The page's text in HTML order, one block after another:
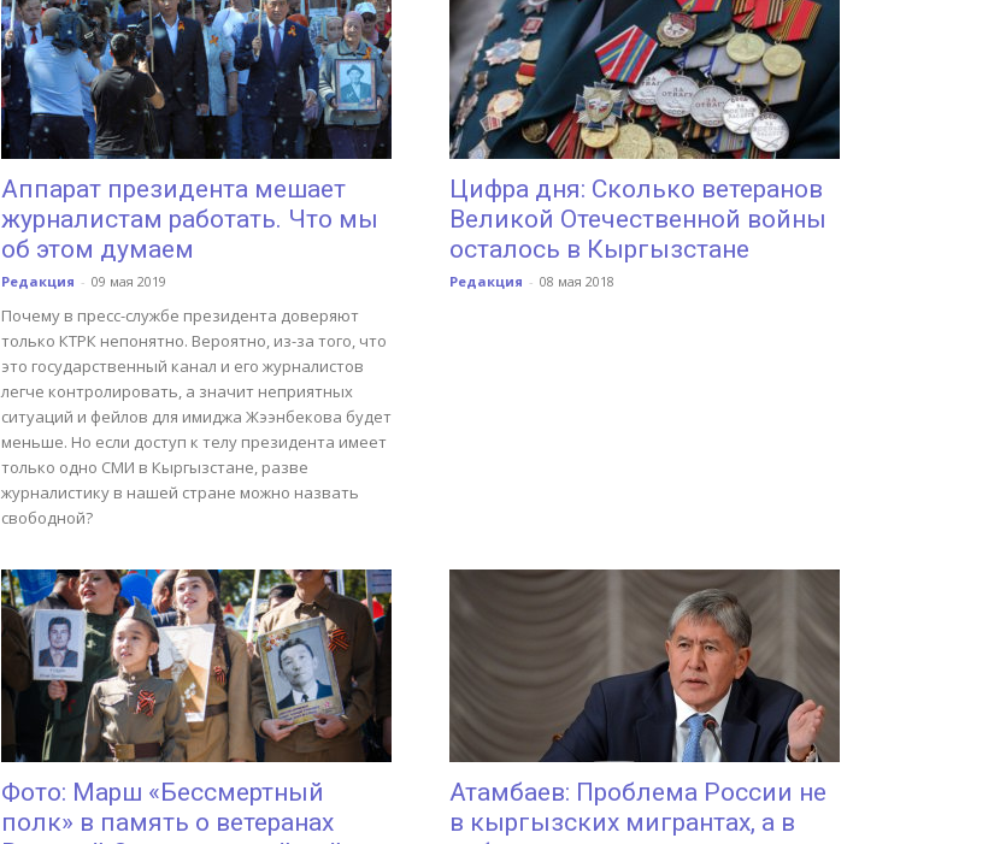
Аппарат президента мешает
журналистам работать. Что мы
об этом думаем
Редакция - 09 мая 2019
Почему в пресс-службе президента доверяют
только КТРК непонятно. Вероятно, из-за того, что
это государственный канал и его журналистов
легче контролировать, а значит неприятных
ситуаций и фейлов для имиджа Жээнбекова будет
меньше. Но если доступ к телу президента имеет
только одно СМИ в Кыргызстане, разве
журналистику в нашей стране можно назвать
свободной?
Цифра дня: Сколько ветеранов
Великой Отечественной войны
осталось в Кыргызстане
Редакция - 08 мая 2018
Фото: Марш «Бессмертный
полк» в память о ветеранах
Атамбаев: Проблема России не
в кыргызских мигрантах, а в